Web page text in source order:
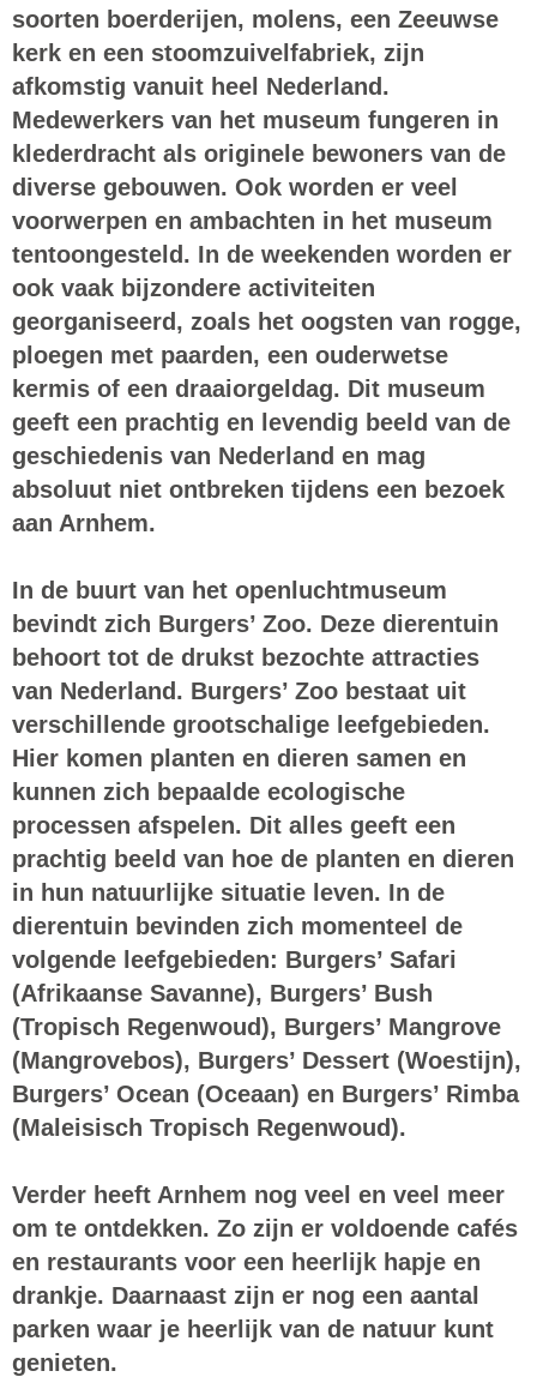
soorten boerderijen, molens, een Zeeuwse
kerk en een stoomzuivelfabriek, zijn
afkomstig vanuit heel Nederland.
Medewerkers van het museum fungeren in
klederdracht als originele bewoners van de
diverse gebouwen. Ook worden er veel
voorwerpen en ambachten in het museum
tentoongesteld. In de weekenden worden er
ook vaak bijzondere activiteiten
georganiseerd, zoals het oogsten van rogge,
ploegen met paarden, een ouderwetse
kermis of een draaiorgeldag. Dit museum
geeft een prachtig en levendig beeld van de
geschiedenis van Nederland en mag
absoluut niet ontbreken tijdens een bezoek
aan Arnhem.
In de buurt van het openluchtmuseum
bevindt zich Burgers’ Zoo. Deze dierentuin
behoort tot de drukst bezochte attracties
van Nederland. Burgers’ Zoo bestaat uit
verschillende grootschalige leefgebieden.
Hier komen planten en dieren samen en
kunnen zich bepaalde ecologische
processen afspelen. Dit alles geeft een
prachtig beeld van hoe de planten en dieren
in hun natuurlijke situatie leven. In de
dierentuin bevinden zich momenteel de
volgende leefgebieden: Burgers’ Safari
(Afrikaanse Savanne), Burgers’ Bush
(Tropisch Regenwoud), Burgers’ Mangrove
(Mangrovebos), Burgers’ Dessert (Woestijn),
Burgers’ Ocean (Oceaan) en Burgers’ Rimba
(Maleisisch Tropisch Regenwoud).
Verder heeft Arnhem nog veel en veel meer
om te ontdekken. Zo zijn er voldoende cafés
en restaurants voor een heerlijk hapje en
drankje. Daarnaast zijn er nog een aantal
parken waar je heerlijk van de natuur kunt
genieten.